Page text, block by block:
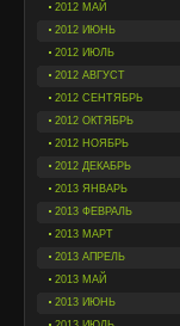
2012 МАЙ
2012 ИЮНЬ
2012 ИЮЛЬ
2012 АВГУСТ
2012 СЕНТЯБРЬ
2012 ОКТЯБРЬ
2012 НОЯБРЬ
2012 ДЕКАБРЬ
2013 ЯНВАРЬ
2013 ФЕВРАЛЬ
2013 МАРТ
2013 АПРЕЛЬ
2013 МАЙ
2013 ИЮНЬ